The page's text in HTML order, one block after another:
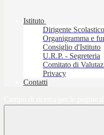
Istituto
Dirigente Scolastico
Organigramma e
Consiglio d'Istituto
U.R.P. - Segreteria
Comitato di
Privacy
Contatti